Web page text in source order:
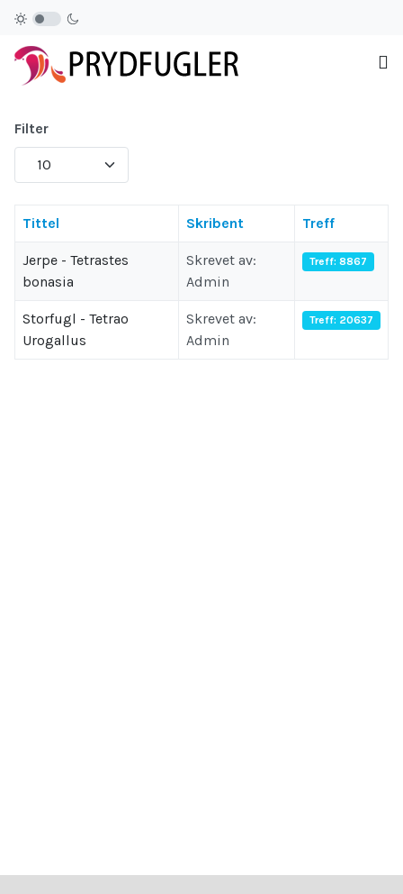
Filter
Antall som skal vises:
Tittel Skribent Treff
Jerpe - Tetrastes
bonasia
Skrevet av:
Admin
Treff: 8867
Storfugl - Tetrao
Urogallus
Skrevet av:
Admin
Treff: 20637